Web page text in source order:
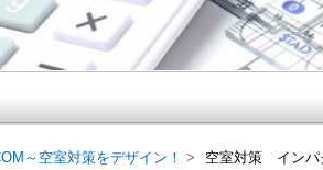
～空室対策をデザイン！ 空室対策 インパ
大家さん.COM～